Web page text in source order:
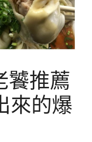
饕推薦
來的爆